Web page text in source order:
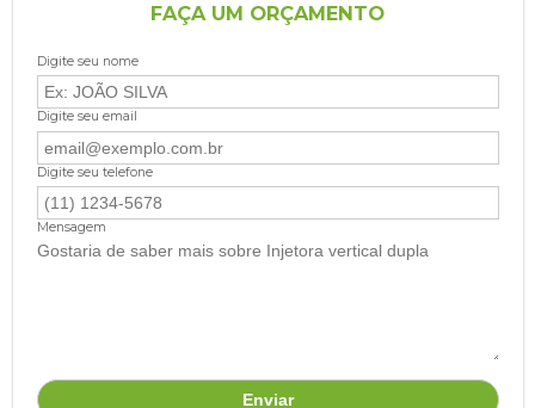
FAÇA UM ORÇAMENTO
Digite seu nome
Digite seu email
Digite seu telefone
Mensagem